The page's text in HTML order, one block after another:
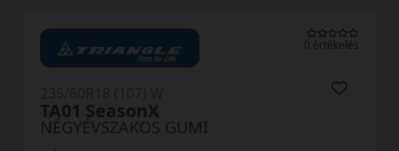
0 értékelés
NÉGYÉVSZAKOS GUMI
AW-6 SUV XL